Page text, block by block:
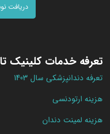
دریافت
تعرفه خدمات کلینیک
تعرفه دندانپزشکی سال 1403
هزینه ارتودنسی
هزینه لمینت دندان